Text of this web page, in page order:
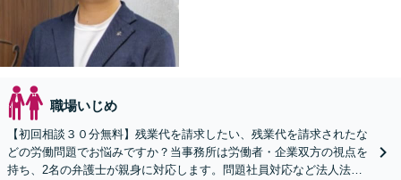
職場いじめ
【初回相談３０分無料】残業代を請求したい、残業代を請求されたな
どの労働問題でお悩みですか？当事務所は労働者・企業双方の視点を
持ち、2名の弁護士が親身に対応します。問題社員対応など法人法務